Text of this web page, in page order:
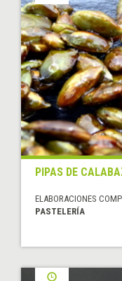
PIPAS DE
ELABORACIONES
PASTELERÍA